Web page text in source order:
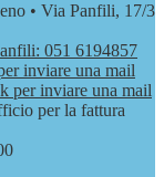
• Via Panfili, 17/3
051 6194857
inviare una mail
per inviare una mail
per la fattura